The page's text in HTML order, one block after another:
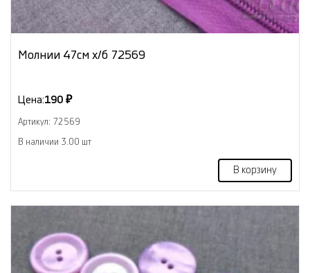
Молнии 47см х/б 72569
Цена:190 ₽
Артикул: 72569
В наличии 3.00 шт
В корзину